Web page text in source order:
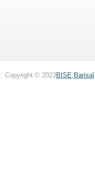
Copyright © 2023BISE,Barisal